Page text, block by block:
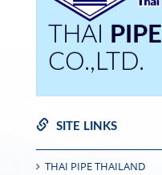
THAI PIPE
CO.,LTD.
SITE LINKS
THAI PIPE THAILAND